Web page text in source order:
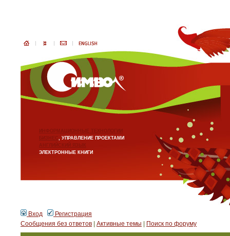
ИНФОРМАЦИОННЫЕ ТЕХНОЛОГИИ
БИЗНЕС, УПРАВЛЕНИЕ ПРОЕКТАМИ
АНГЛИЙСКИЙ ЯЗЫК
ЭЛЕКТРОННЫЕ КНИГИ
Вход
Регистрация
Сообщения без ответов
Активные темы Поиск по форуму